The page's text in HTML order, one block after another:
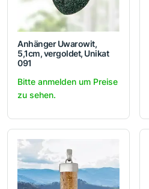
Anhänger Uwarowit,
5,1cm, vergoldet, Unikat
091
Bitte anmelden um Preise
zu sehen.